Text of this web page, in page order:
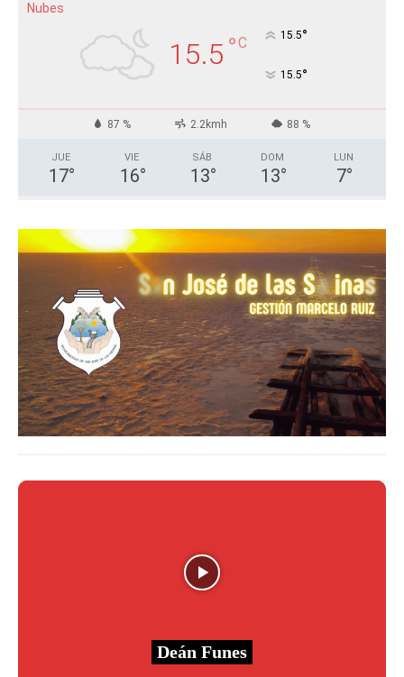
Nubes
15.5 °C 15.5°
15.5°
87 % 2.2kmh 88 %
JUE
17°
VIE
16°
SÁB
13°
DOM
13°
LUN
7°
Deán Funes